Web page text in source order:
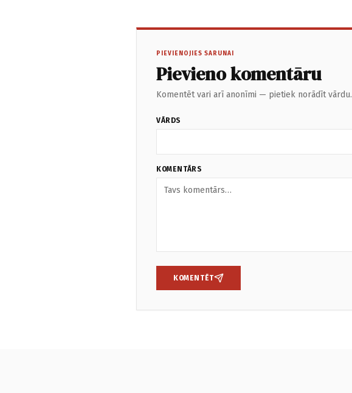
PIEVIENOJIES SARUNAI
Pievieno komentāru
Komentēt vari arī anonīmi — pietiek norādīt vārdu.
VĀRDS
KOMENTĀRS
KOMENTĒT